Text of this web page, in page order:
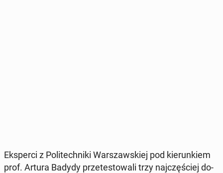
Eks­per­ci z Po­li­tech­ni­ki War­szaw­skiej pod kie­run­kiem
prof. Artura Badydy prze­te­sto­wa­li trzy naj­czę­ściej do­